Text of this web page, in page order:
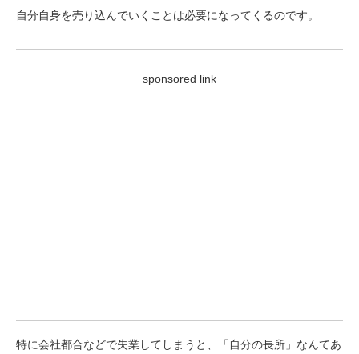
自分自身を売り込んでいくことは必要になってくるのです。
sponsored link
特に会社都合などで失業してしまうと、「自分の長所」なんてあ